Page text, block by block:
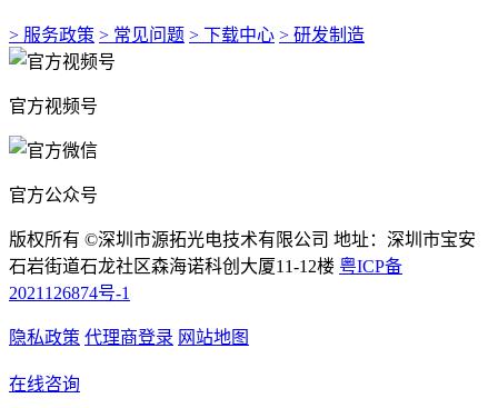
> 服务政策 > 常见问题 > 下载中心 > 研发制造
官方视频号
官方公众号
版权所有 ©深圳市源拓光电技术有限公司 地址：深圳市宝安
石岩街道石龙社区森海诺科创大厦11-12楼 粤ICP备
2021126874号-1
隐私政策 代理商登录 网站地图
在线咨询